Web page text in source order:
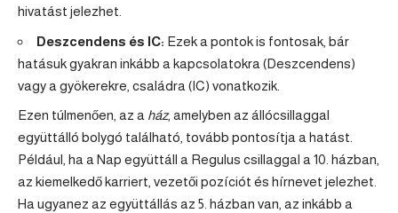
hivatást jelezhet.
Deszcendens és IC: Ezek a pontok is fontosak, bár
hatásuk gyakran inkább a kapcsolatokra (Deszcendens)
vagy a gyökerekre, családra (IC) vonatkozik.
Ezen túlmenően, az a ház, amelyben az állócsillaggal
együttálló bolygó található, tovább pontosítja a hatást.
Például, ha a Nap együttáll a Regulus csillaggal a 10. házban,
az kiemelkedő karriert, vezetői pozíciót és hírnevet jelezhet.
Ha ugyanez az együttállás az 5. házban van, az inkább a